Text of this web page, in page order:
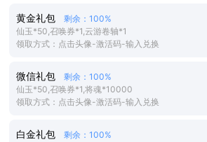
黄金礼包
剩余：100%
仙玉*50,召唤券*1,云游卷轴*1
领取方式：点击头像-激活码-输入兑换
微信礼包
剩余：100%
仙玉*50,召唤券*1,将魂*10000
领取方式：点击头像-激活码-输入兑换
白金礼包
剩余：100%